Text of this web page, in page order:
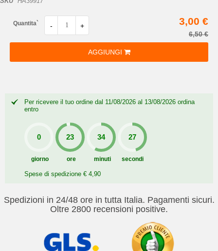
Quantita` - +
AGGIUNGI
3,00 €
6,50 €
Per ricevere il tuo ordine dal 11/08/2026 al 13/08/2026 ordina
entro
giorno ore minuti secondi
Spese di spedizione € 4,90
Spedizioni in 24/48 ore in tutta Italia. Pagamenti sicuri.
Oltre 2800 recensioni positive.